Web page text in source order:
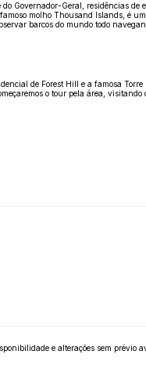
Geral, residências de
molho Thousand Islands, é
barcos do mundo todo
de Forest Hill e a famosa
o tour pela área, visitando
e alterações sem prévio